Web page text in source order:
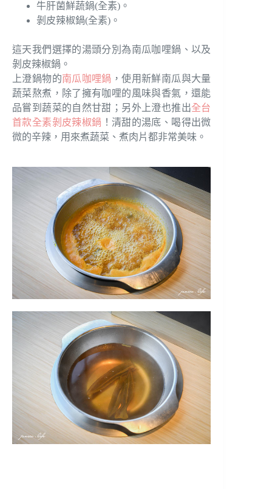
牛肝菌鮮蔬鍋(全素)。
剝皮辣椒鍋(全素)。
這天我們選擇的湯頭分別為南瓜咖哩鍋、以及
剝皮辣椒鍋。
上澄鍋物的南瓜咖哩鍋 ，使用新鮮南瓜與大量
蔬菜熬煮，除了擁有咖哩的風味與香氣，還能
品嘗到蔬菜的自然甘甜；另外上澄也推出全台
首款全素剝皮辣椒鍋 ！清甜的湯底、喝得出微
微的辛辣，用來煮蔬菜、煮肉片都非常美味。